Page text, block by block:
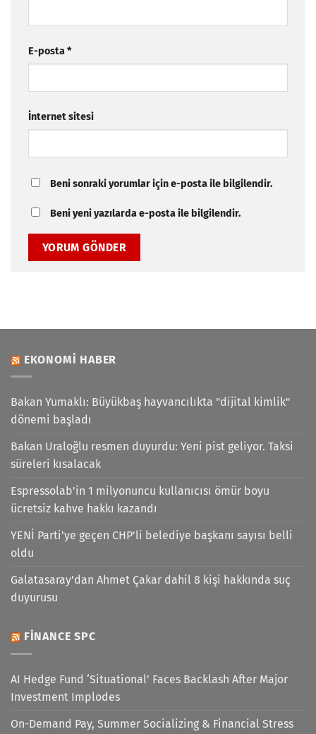
E-posta*
İnternet sitesi
Beni sonraki yorumlar için e-posta ile bilgilendir.
Beni yeni yazılarda e-posta ile bilgilendir.
EKONOMI HABER
Bakan Yumaklı: Büyükbaş hayvancılıkta "dijital kimlik"
dönemi başladı
Bakan Uraloğlu resmen duyurdu: Yeni pist geliyor. Taksi
süreleri kısalacak
Espressolab'in 1 milyonuncu kullanıcısı ömür boyu
ücretsiz kahve hakkı kazandı
YENİ Parti'ye geçen CHP'li belediye başkanı sayısı belli
oldu
Galatasaray'dan Ahmet Çakar dahil 8 kişi hakkında suç
duyurusu
FINANCE SPC
AI Hedge Fund ‘Situational’ Faces Backlash After Major
Investment Implodes
On-Demand Pay, Summer Socializing & Financial Stress